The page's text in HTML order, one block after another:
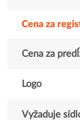
Cena za
Cena za
Logo
Vyžaduje